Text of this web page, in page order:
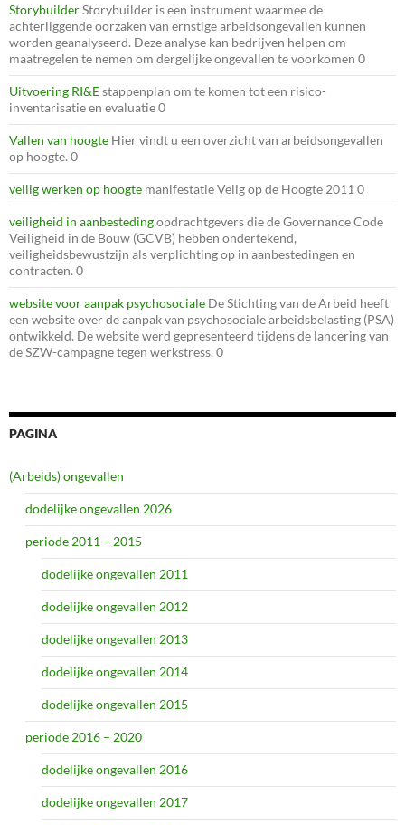
StorybuilderStorybuilder is een instrument waarmee de
achterliggende oorzaken van ernstige arbeidsongevallen kunnen
worden geanalyseerd. Deze analyse kan bedrijven helpen om
maatregelen te nemen om dergelijke ongevallen te voorkomen 0
Uitvoering RI&Estappenplan om te komen tot een risico-
inventarisatie en evaluatie 0
Vallen van hoogte Hier vindt u een overzicht van arbeidsongevallen
op hoogte. 0
veilig werken op hoogte manifestatie Velig op de Hoogte 2011 0
veiligheid in aanbestedingopdrachtgevers die de Governance Code
Veiligheid in de Bouw (GCVB) hebben ondertekend,
veiligheidsbewustzijn als verplichting op in aanbestedingen en
contracten. 0
website voor aanpak psychosociale De Stichting van de Arbeid heeft
een website over de aanpak van psychosociale arbeidsbelasting (PSA)
ontwikkeld. De website werd gepresenteerd tijdens de lancering van
de SZW-campagne tegen werkstress. 0
PAGINA
(Arbeids) ongevallen
dodelijke ongevallen 2026
periode 2011 – 2015
dodelijke ongevallen 2011
dodelijke ongevallen 2012
dodelijke ongevallen 2013
dodelijke ongevallen 2014
dodelijke ongevallen 2015
periode 2016 – 2020
dodelijke ongevallen 2016
dodelijke ongevallen 2017